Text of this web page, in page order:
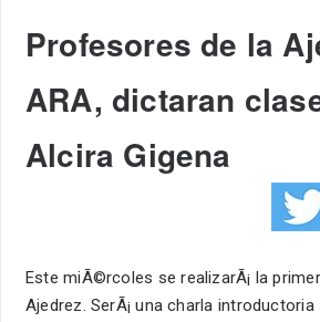
Profesores de la
ARA, dictaran
Alcira Gigena
Este miÃ©rcoles se realizarÃ¡ la
Ajedrez. SerÃ¡ una charla